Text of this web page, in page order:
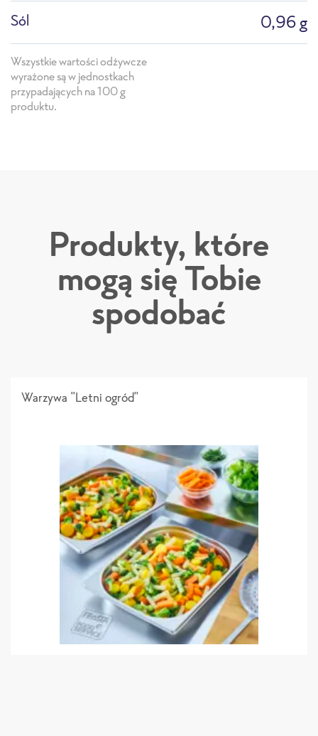
Sól 0,96 g
Wszystkie wartości odżywcze
wyrażone są w jednostkach
przypadających na 100 g
produktu.
Produkty, które
mogą się Tobie
spodobać
Warzywa "Letni ogród"